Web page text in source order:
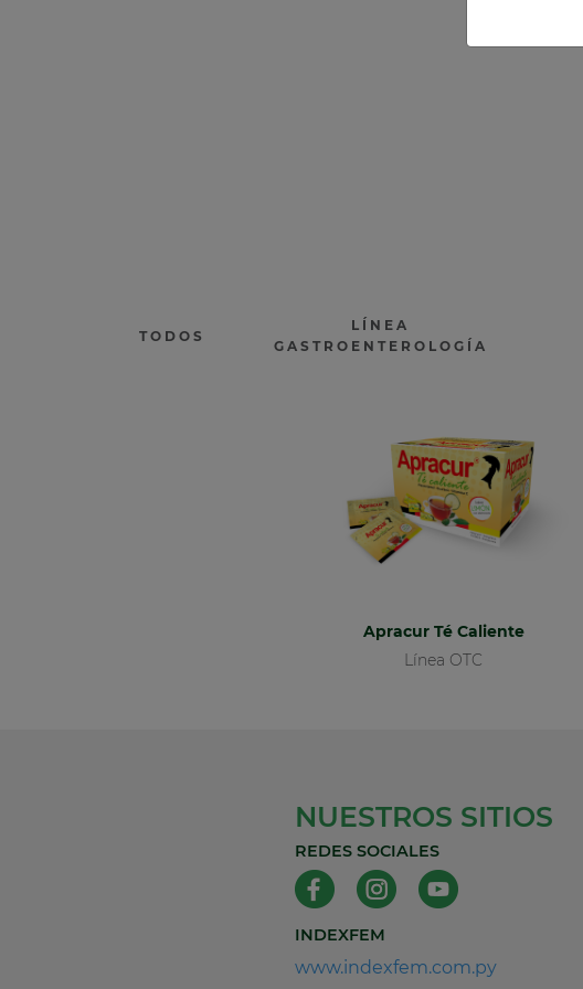
TODOS
LÍNEA
GASTROENTEROLOGÍA
Apracur Té Caliente
Línea OTC
NUESTROS SITIOS
REDES SOCIALES
INDEXFEM
www.indexfem.com.py